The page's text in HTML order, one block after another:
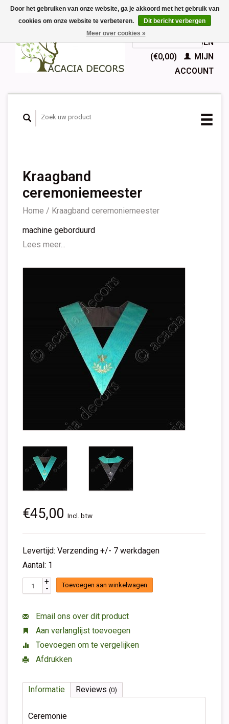
EUR
GBPNederlands
Deutsch
English
Français
WINKELWAGEN
(€0,00)
MIJN
ACCOUNT
Kraagband
ceremoniemeester
Home / Kraagband ceremoniemeester
machine geborduurd
Lees meer...
€45,00 Incl. btw
Levertijd: Verzending +/- 7 werkdagen
Aantal: 1
+
- Toevoegen aan winkelwagen
Email ons over dit product
Aan verlanglijst toevoegen
Toevoegen om te vergelijken
Afdrukken
Informatie Reviews (0)
Ceremonie
Door het gebruiken van onze website, ga je akkoord met het gebruik van
cookies om onze website te verbeteren.
Dit bericht verbergen
Meer over cookies »